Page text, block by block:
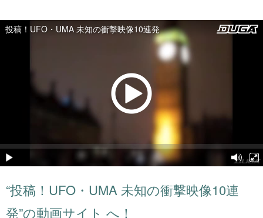
“投稿！UFO・UMA 未知の衝撃映像10連
発”の動画サイト へ！